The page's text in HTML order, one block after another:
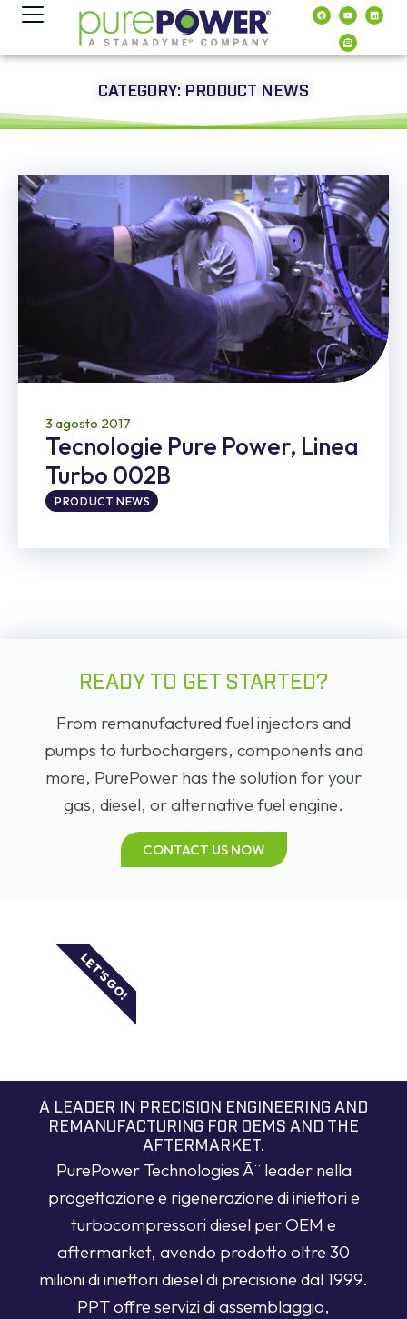
contenuto
CATEGORY: PRODUCT NEWS
3 agosto 2017
Tecnologie Pure Power, Linea
Turbo 002B
PRODUCT NEWS
READY TO GET STARTED?
From remanufactured fuel injectors and
pumps to turbochargers, components and
more, PurePower has the solution for your
gas, diesel, or alternative fuel engine.
CONTACT US NOW
LET'S GO!
A LEADER IN PRECISION ENGINEERING AND
REMANUFACTURING FOR OEMS AND THE
AFTERMARKET.
PurePower Technologies Ã¨ leader nella
progettazione e rigenerazione di iniettori e
turbocompressori diesel per OEM e
aftermarket, avendo prodotto oltre 30
milioni di iniettori diesel di precisione dal 1999.
PPT offre servizi di assemblaggio,